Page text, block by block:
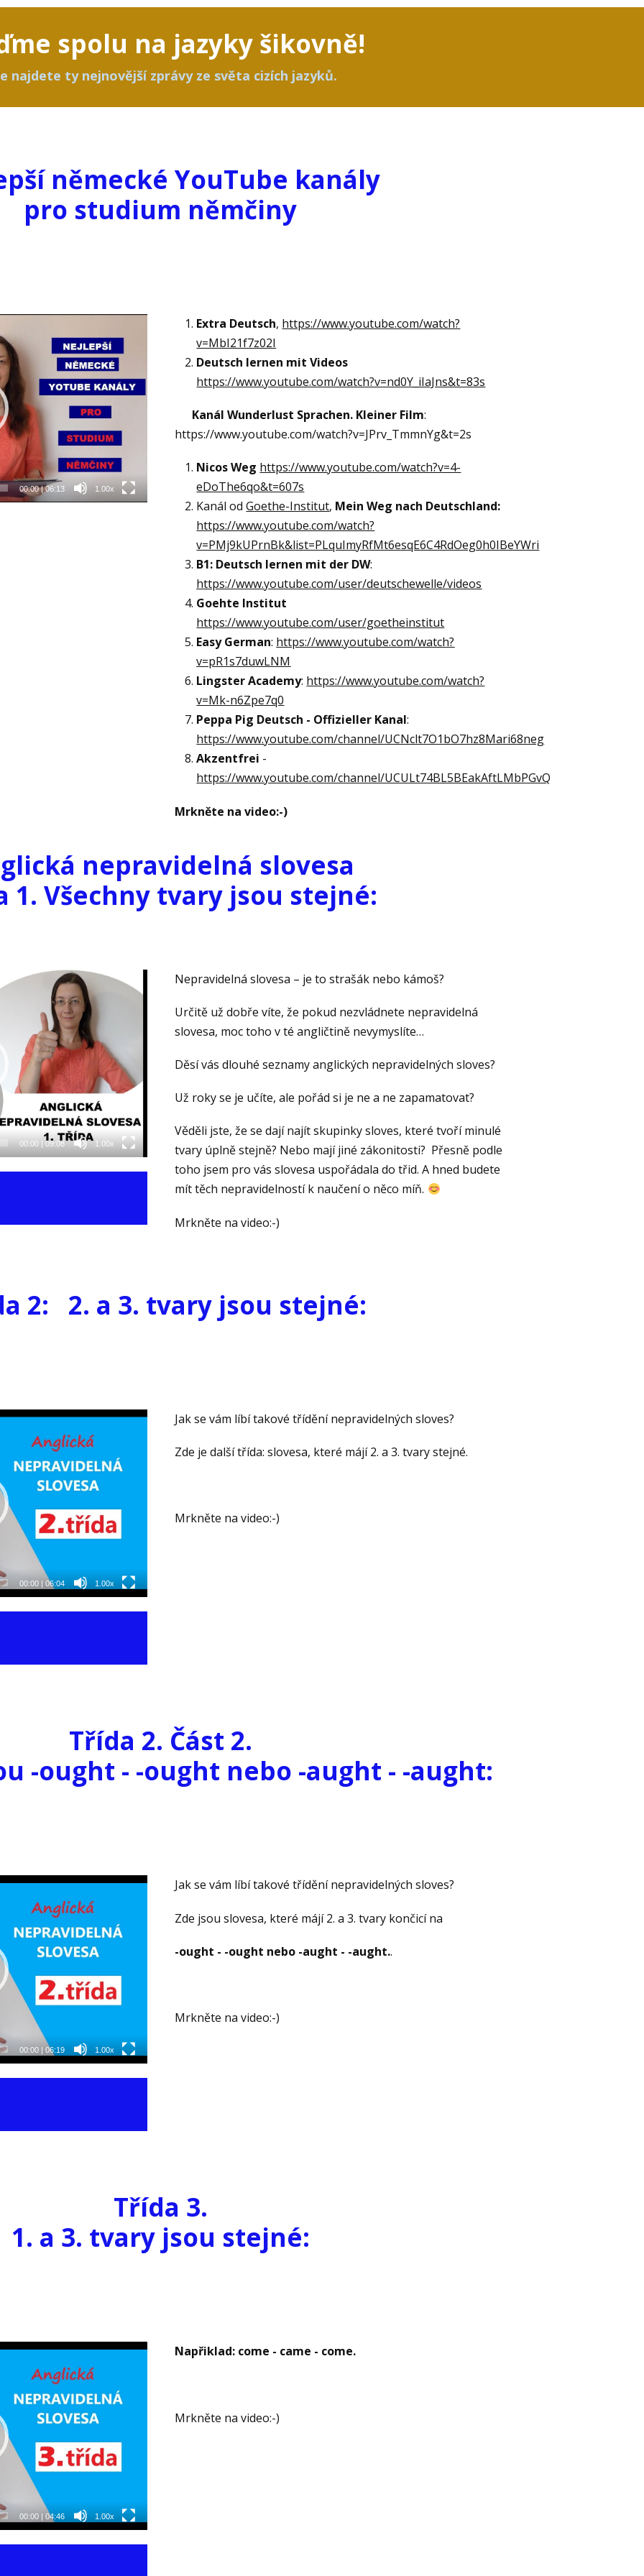
spolu na jazyky šikovně!
najdete ty nejnovější zprávy ze světa cizích jazyků.
německé YouTube kanály
pro studium němčiny
00:00|06:13 1.00x
Extra Deutsch, https://www.youtube.com/watch?
v=MbI21f7z02I
Deutsch lernen mit Videos
https://www.youtube.com/watch?v=nd0Y_iIaJns&t=83s
Kanál Wunderlust Sprachen. Kleiner Film:
https://www.youtube.com/watch?v=JPrv_TmmnYg&t=2s
Nicos Weg https://www.youtube.com/watch?v=4-
eDoThe6qo&t=607s
Kanál odGoethe-Institut, Mein Weg nach Deutschland:
https://www.youtube.com/watch?
v=PMj9kUPrnBk&list=PLquImyRfMt6esqE6C4RdOeg0h0IBeYWri
B1: Deutsch lernen mit der DW:
https://www.youtube.com/user/deutschewelle/videos
Goehte Institut
https://www.youtube.com/user/goetheinstitut
Easy German: https://www.youtube.com/watch?
v=pR1s7duwLNM
Lingster Academy: https://www.youtube.com/watch?
v=Mk-n6Zpe7q0
Peppa Pig Deutsch - Offizieller Kanal:
https://www.youtube.com/channel/UCNclt7O1bO7hz8Mari68neg
Akzentfrei -
https://www.youtube.com/channel/UCULt74BL5BEakAftLMbPGvQ
Mrkněte na video:-)
nepravidelná slovesa
1. Všechny tvary jsou stejné:
00:00| 09:08 1.00x
Nepravidelná slovesa – je to strašák nebo kámoš?
Určitě už dobře víte, že pokud nezvládnete nepravidelná
slovesa, moc toho v té angličtině nevymyslíte…
Děsí vás dlouhé seznamy anglických nepravidelných sloves?
Už roky se je učíte, ale pořád si je ne a ne zapamatovat?
Věděli jste, že se dají najít skupinky sloves, které tvoří minulé
tvary úplně stejně? Nebo mají jiné zákonitosti? Přesně podle
toho jsem pro vás slovesa uspořádala do třid. A hned budete
mít těch nepravidelností k naučení o něco míň.
Mrkněte na video:-)
2: 2. a 3. tvary jsou stejné:
00:00| 06:04 1.00x
Jak se vám líbí takové třídění nepravidelných sloves?
Zde je další třída: slovesa, které májí 2. a 3. tvary stejné.
Mrkněte na video:-)
Třída 2. Část 2.
-ought - -ought nebo -aught - -aught:
00:00| 06:19 1.00x
Jak se vám líbí takové třídění nepravidelných sloves?
Zde jsou slovesa, které májí 2. a 3. tvary končicí na
-ought - -ought nebo -aught - -aught..
Mrkněte na video:-)
Třída 3.
1. a 3. tvary jsou stejné:
00:00| 04:46 1.00x
Napřiklad: come - came - come.
Mrkněte na video:-)